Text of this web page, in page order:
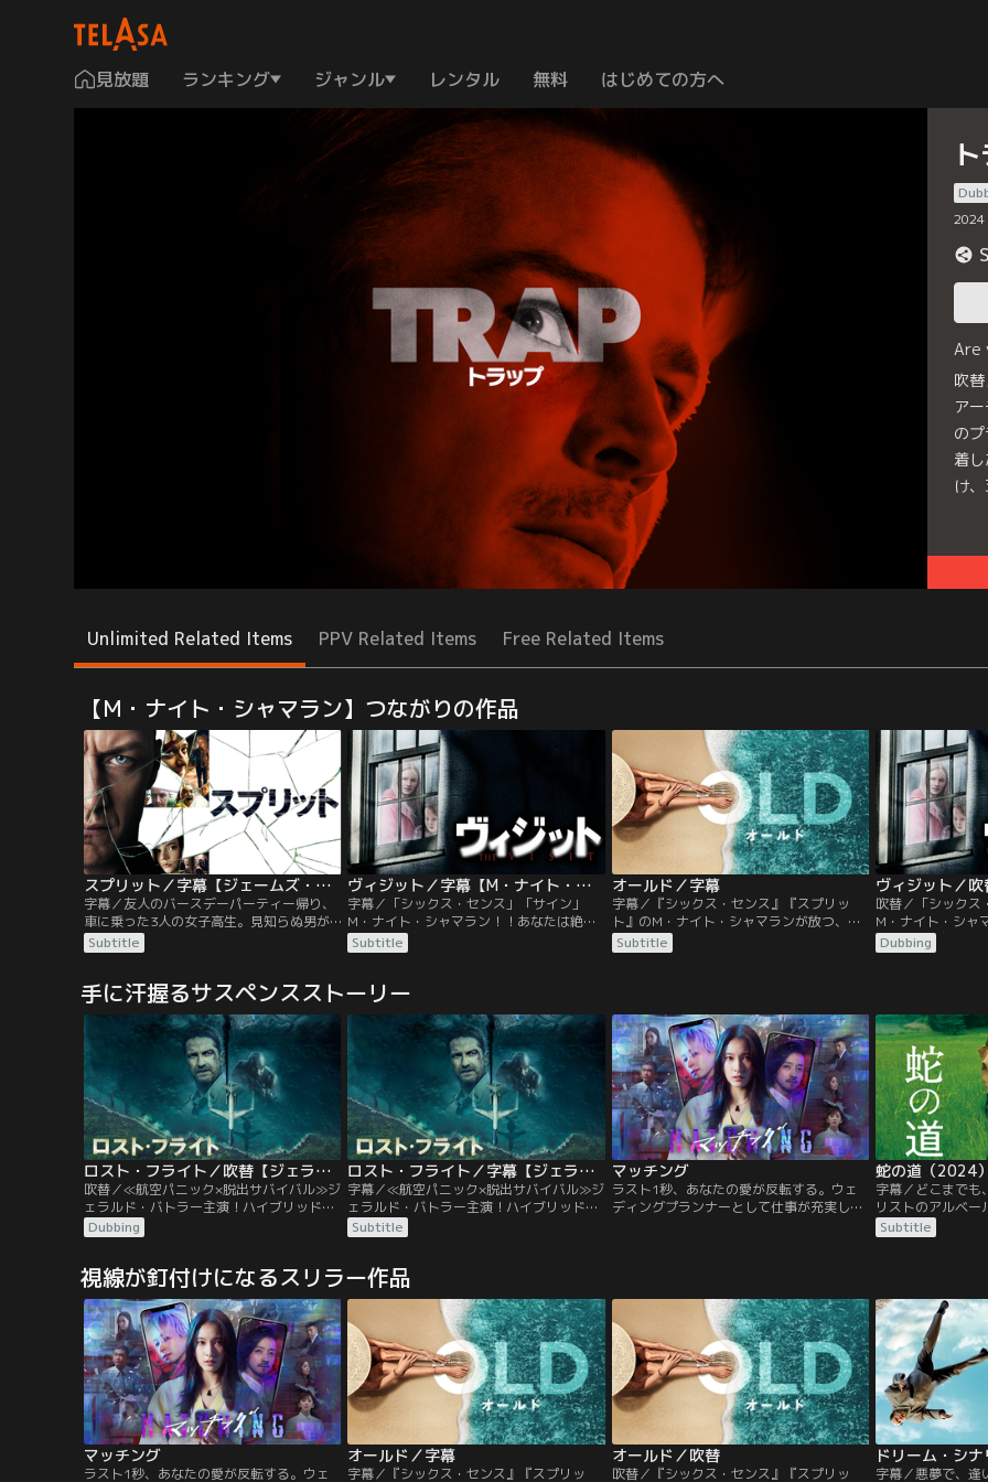
見放題 ランキング ジャンル レンタル 無料 はじめての方へ
2024
Are
吹
ア
の
着
け
Unlimited Related Items PPV Related Items Free Related Items
【M・ナイト・シャマラン】つながりの作品
スプリット／字幕【ジェームズ・マカヴォイ主演】【M・ナイト・シャマラン監督】
字幕／友人のバースデーパーティー帰り、
車に乗った3人の女子高生。見知らぬ男が
乗り込んできて、3人は眠らされ拉致監禁
される。目を覚ますとそこは密室…彼女た
を開けて入ってきた男はさっきとは違う異
様な雰囲気で、姿を現す度に異なる人物に
変わっていた--なんと彼には23もの人格が
宿っていたのだ！
Subtitle
ヴィジット／字幕【M・ナイト・シャマラン監督】
字幕／「シックス・センス」「サイン」
M・ナイト・シャマラン！！あなたは絶対
に、“その約束”を破ることになる…。登場
人物にはほぼ無名のキャストが揃えられ、
ー、不気味で不穏な雰囲気に包まれた世界
の数々…。あなたはシャマラン史上最大の
驚きが待つ「結末」を知る覚悟がある
か…！？
Subtitle
オールド／字幕
字幕／『シックス・センス』『スプリッ
ト』のM・ナイト・シャマランが放つ、謎
解きタイムスリラー。そのビーチでは一生
が一日で終わる。休暇で人里離れた美しい
子の姿に気付かないのも無理はなかった。
なんと6歳だった息子は、少し目を離した
隙に…。
Subtitle
吹替／「シックス
M・ナイト・シャ
に、“その約束”
人物にはほぼ無名
の数々…。あなた
驚きが待つ「結末
か…！？
Dubbing
手に汗握るサスペンスストーリー
ロスト・フライト／吹替【ジェラルド・バトラー主演】
吹替／≪航空パニック×脱出サバイバル≫ジ
ェラルド・バトラー主演！ハイブリッド・
サバイバルアクション東京を経由しシンガ
ポールからホノルルへ、新年早々悪天候が
トに臨むトランス機長（ジェラルド・バト
ラー）は、ホノルルの地で離れて暮らす愛
娘との久々の再開を待ち焦がれていた。
Dubbing
ロスト・フライト／字幕【ジェラルド・バトラー主演】
字幕／≪航空パニック×脱出サバイバル≫ジ
ェラルド・バトラー主演！ハイブリッド・
サバイバルアクション東京を経由しシンガ
ポールからホノルルへ、新年早々悪天候が
トに臨むトランス機長（ジェラルド・バト
ラー）は、ホノルルの地で離れて暮らす愛
娘との久々の再開を待ち焦がれていた。
Subtitle
マッチング
ラスト1秒、あなたの愛が反転する。ウェ
ディングプランナーとして仕事が充実して
花だったが、現れたのはプロフィールとは
別人のように暗い男・吐夢（佐久間大介）
だった。
蛇の道（2024
字幕／どこまでも
リストのアルベー
ン・ボナール）と
内科医として働く
ティボー・ラヴァ
ック）を襲撃。
Subtitle
視線が釘付けになるスリラー作品
マッチング
ラスト1秒、あなたの愛が反転する。ウェ
オールド／字幕
字幕／『シックス・センス』『スプリッ
オールド／吹替
吹替／『シックス・センス』『スプリッ 字幕／悪夢で、逢